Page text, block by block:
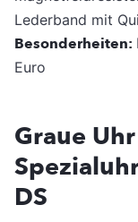
Lederband mit
Besonderheiten:
Euro
Graue
DS